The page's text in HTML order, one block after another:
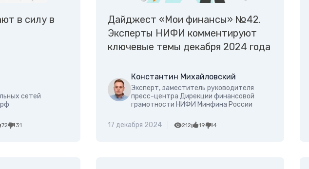
в силу в
сетей
72 31
Дайджест «Мои финансы» №42.
Эксперты НИФИ комментируют
ключевые темы декабря 2024 года
Константин Михайловский
Эксперт, заместитель руководителя
пресс-центра Дирекции финансовой
грамотности НИФИ Минфина России
17 декабря 2024 212 19 4